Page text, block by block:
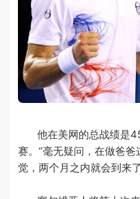
他在美网的总战绩是
赛。“毫无疑问，在做爸
觉，两个月之内就会到来